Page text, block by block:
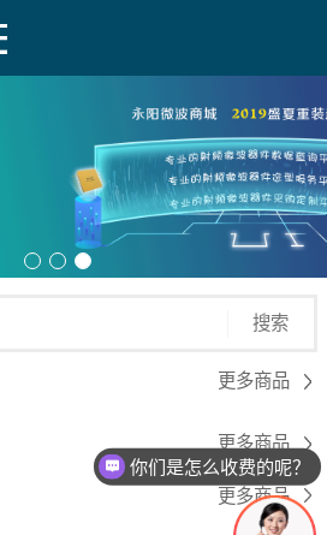
搜索
更多商品
更多商品
更多商品
你们是怎么收费的呢？